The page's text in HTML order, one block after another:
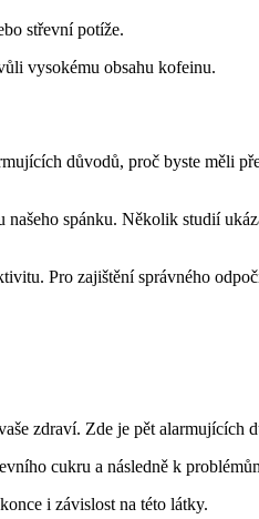
střevní potíže.
vysokému obsahu kofeinu.
důvodů, proč byste měli
spánku. Několik studií
Pro zajištění správného
zdraví. Zde je pět alarmujících
cukru a následně k
i závislost na této látky.